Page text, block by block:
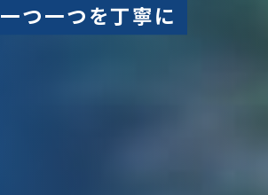
一つ一つを丁寧に